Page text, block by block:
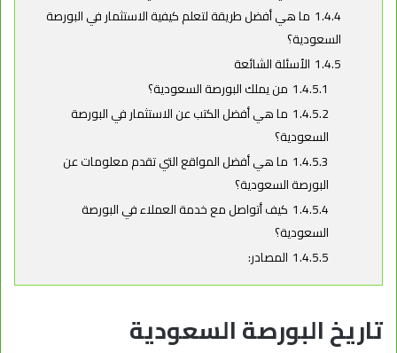
1.4.4 ما هي أفضل طريقة لتعلم كيفية الاستثمار في البورصة
السعودية؟
1.4.5 الأسئلة الشائعة
1.4.5.1 من يملك البورصة السعودية؟
1.4.5.2 ما هي أفضل الكتب عن الاستثمار في البورصة
السعودية؟
1.4.5.3 ما هي أفضل المواقع التي تقدم معلومات عن
البورصة السعودية؟
1.4.5.4 كيف أتواصل مع خدمة العملاء في البورصة
السعودية؟
1.4.5.5 المصادر:
تاريخ البورصة السعودية